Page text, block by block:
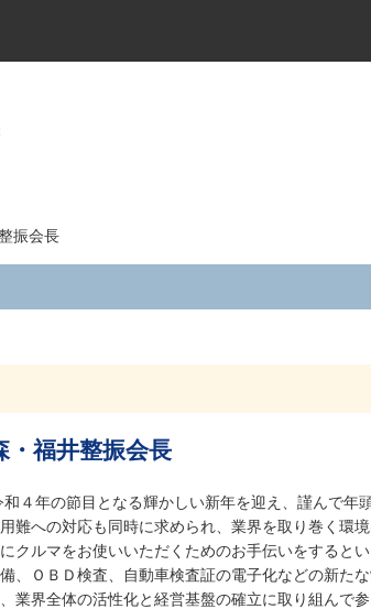
振会長
・福井整振会長
４年の節目となる輝かしい新年を迎え、謹んで
難への対応も同時に求められ、業界を取り巻く
クルマをお使いいただくためのお手伝いをする
、ＯＢＤ検査、自動車検査証の電子化などの新た
業界全体の活性化と経営基盤の確立に取り組ん